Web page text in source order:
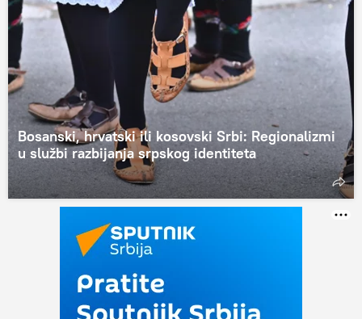
Bosanski, hrvatski ili kosovski Srbi: Regionalizmi
u službi razbijanja srpskog identiteta